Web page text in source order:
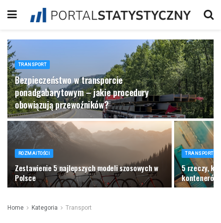
TRANSPORT
Bezpieczeństwo w transporcie
ponadgabarytowym – jakie procedury
obowiązują przewoźników?
ROZMAITOŚCI
Zestawienie 5 najlepszych modeli szosowych w
Polsce
TRANSPORT
​5 rzeczy,
kontenerów
Home Kategoria Transport